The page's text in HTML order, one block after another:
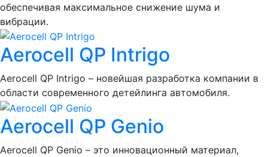
обеспечивая максимальное снижение шума и
вибрации.
Aerocell QP Intrigo
Aerocell QP Intrigo – новейшая разработка компании в
области современного детейлинга автомобиля.
Aerocell QP Genio
Aerocell QP Genio – это инновационный материал,